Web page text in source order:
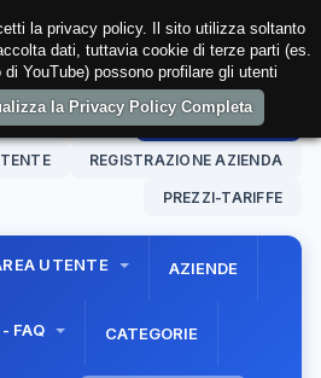
AREA RISERVATA
REGISTRAZIONE AZIENDA
PREZZI-TARIFFE
UTENTE AZIENDE
FAQ CATEGORIE
la privacy policy. Il sito utilizza soltanto
dati, tuttavia cookie di terze parti (es.
YouTube) possono profilare gli utenti
la Privacy Policy Completa